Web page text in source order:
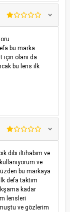
bu marka
için olani da
bu lens ilk
dibi iltihabım ve
ve
bu markaya
defa taktım
kadar
lensleri
ve gözlerim